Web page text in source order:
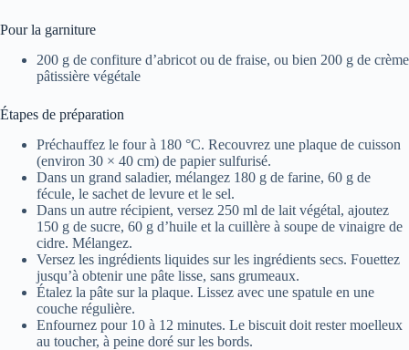
Pour la garniture
200 g de confiture d’abricot ou de fraise, ou bien 200 g de crème
pâtissière végétale
Étapes de préparation
Préchauffez le four à 180 °C. Recouvrez une plaque de cuisson
(environ 30 × 40 cm) de papier sulfurisé.
Dans un grand saladier, mélangez 180 g de farine, 60 g de
fécule, le sachet de levure et le sel.
Dans un autre récipient, versez 250 ml de lait végétal, ajoutez
150 g de sucre, 60 g d’huile et la cuillère à soupe de vinaigre de
cidre. Mélangez.
Versez les ingrédients liquides sur les ingrédients secs. Fouettez
jusqu’à obtenir une pâte lisse, sans grumeaux.
Étalez la pâte sur la plaque. Lissez avec une spatule en une
couche régulière.
Enfournez pour 10 à 12 minutes. Le biscuit doit rester moelleux
au toucher, à peine doré sur les bords.